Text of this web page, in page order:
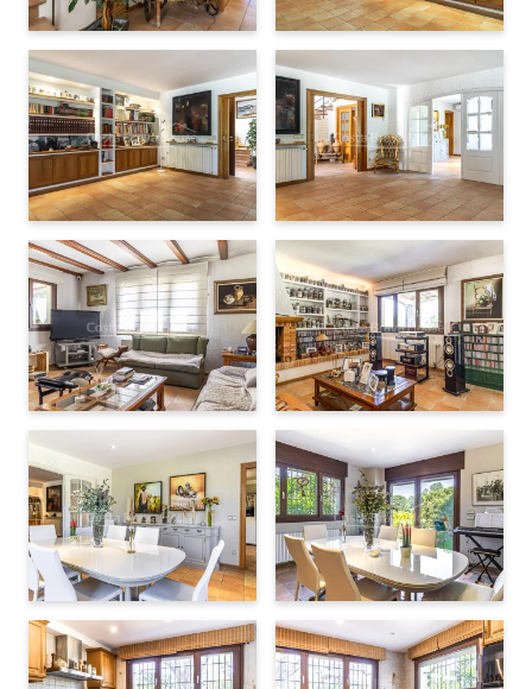
La propriété se trouve à1h30 de Barcelone, à45 minutes de
l’aéroport de Gérone-Costa Bravaet à1 heure de la
frontière française. Dans un rayon de 30 minutes, on trouve
plusieursports de plaisance(Llafranc, Palamós, l’Estartit)
ainsi que desgolfscomme Empordà Golf et Golf de Pals.